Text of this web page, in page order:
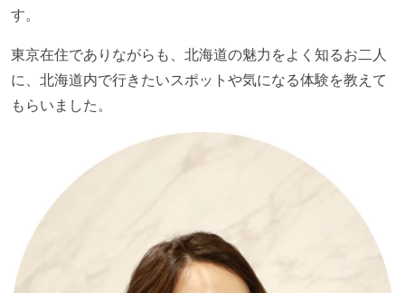
す。
東京在住でありながらも、北海道の魅力をよく知るお二人
に、北海道内で行きたいスポットや気になる体験を教えて
もらいました。